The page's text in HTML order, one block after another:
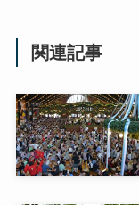
関連記事